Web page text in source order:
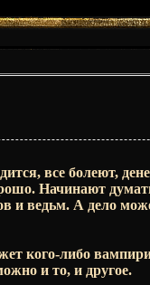
все болеют,
Начинают
и ведьм. А дело
кого-либо
и то, и другое.